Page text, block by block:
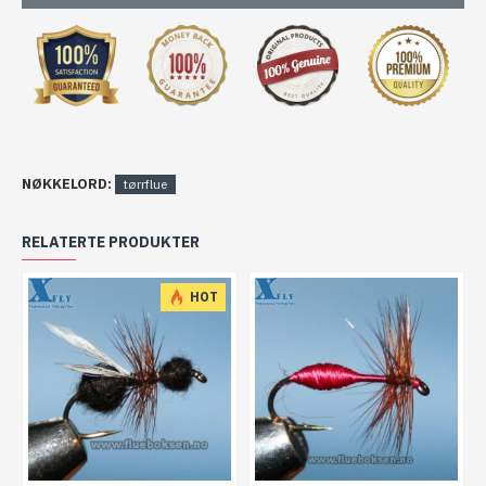
NØKKELORD: tørrflue
RELATERTE PRODUKTER
HOT